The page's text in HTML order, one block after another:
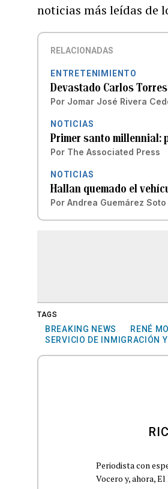
noticias más leídas de
RELACIONADAS
ENTRETENIMIENTO
Devastado Carlos
Por Jomar José Rivera
NOTICIAS
Primer santo millennial:
Por The Associated Press
NOTICIAS
Hallan quemado el
Por Andrea Guemárez Soto
TAGS
BREAKING NEWS RENÉ
SERVICIO DE INMIGRACIÓN
Periodista con
Vocero y, ahora, El